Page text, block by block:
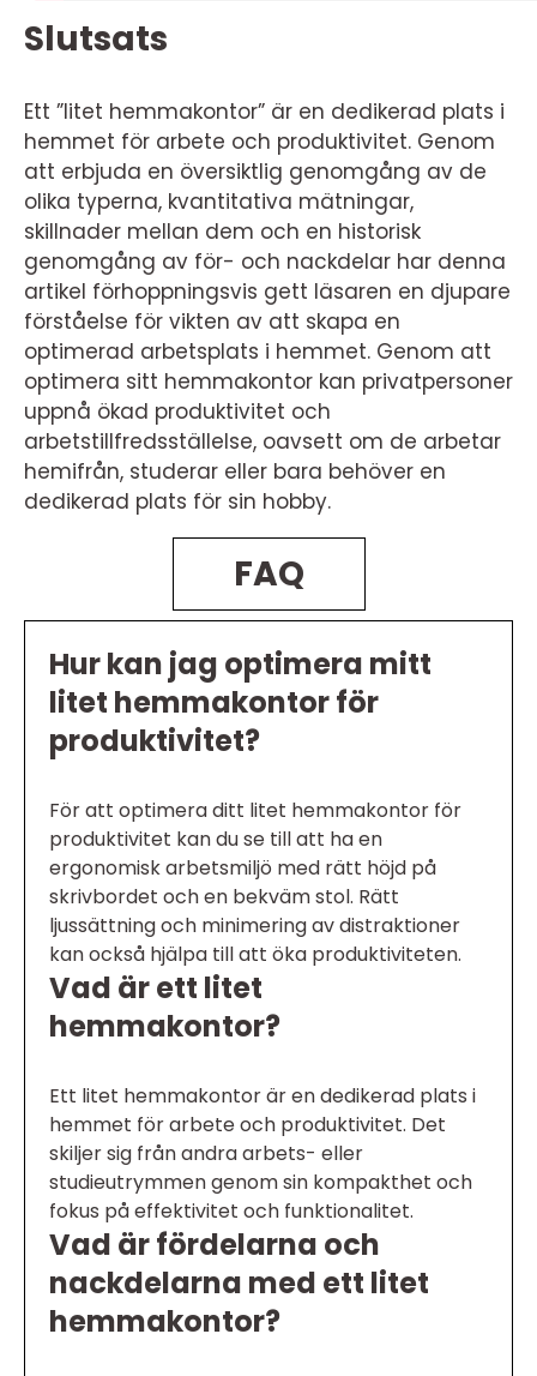
Slutsats
Ett ”litet hemmakontor” är en dedikerad plats i
hemmet för arbete och produktivitet. Genom
att erbjuda en översiktlig genomgång av de
olika typerna, kvantitativa mätningar,
skillnader mellan dem och en historisk
genomgång av för- och nackdelar har denna
artikel förhoppningsvis gett läsaren en djupare
förståelse för vikten av att skapa en
optimerad arbetsplats i hemmet. Genom att
optimera sitt hemmakontor kan privatpersoner
uppnå ökad produktivitet och
arbetstillfredsställelse, oavsett om de arbetar
hemifrån, studerar eller bara behöver en
dedikerad plats för sin hobby.
FAQ
Hur kan jag optimera mitt
litet hemmakontor för
produktivitet?
För att optimera ditt litet hemmakontor för
produktivitet kan du se till att ha en
ergonomisk arbetsmiljö med rätt höjd på
skrivbordet och en bekväm stol. Rätt
ljussättning och minimering av distraktioner
kan också hjälpa till att öka produktiviteten.
Vad är ett litet
hemmakontor?
Ett litet hemmakontor är en dedikerad plats i
hemmet för arbete och produktivitet. Det
skiljer sig från andra arbets- eller
studieutrymmen genom sin kompakthet och
fokus på effektivitet och funktionalitet.
Vad är fördelarna och
nackdelarna med ett litet
hemmakontor?